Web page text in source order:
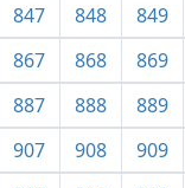
847 848 849
867 868 869
887 888 889
907 908 909